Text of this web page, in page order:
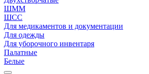
ШММ
ШСС
Для медикаментов и документации
Для одежды
Для уборочного инвентаря
Палатные
Белые